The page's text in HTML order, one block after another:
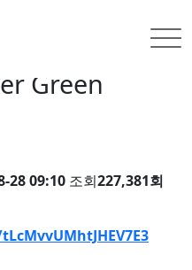
Green
28 09:10 조회227,381회